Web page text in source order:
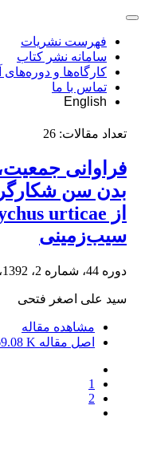
فهرست نشریات
سامانه نشر کتاب
کارگاه‌ها و
تماس با ما
English
تعداد مقالات: 26
فراوانی
سیب‌زمینی
دوره 44، شماره 2، 1392، صفحه
سید علی اصغر فتحی
مشاهده مقاله
اصل مقاله K
1
2